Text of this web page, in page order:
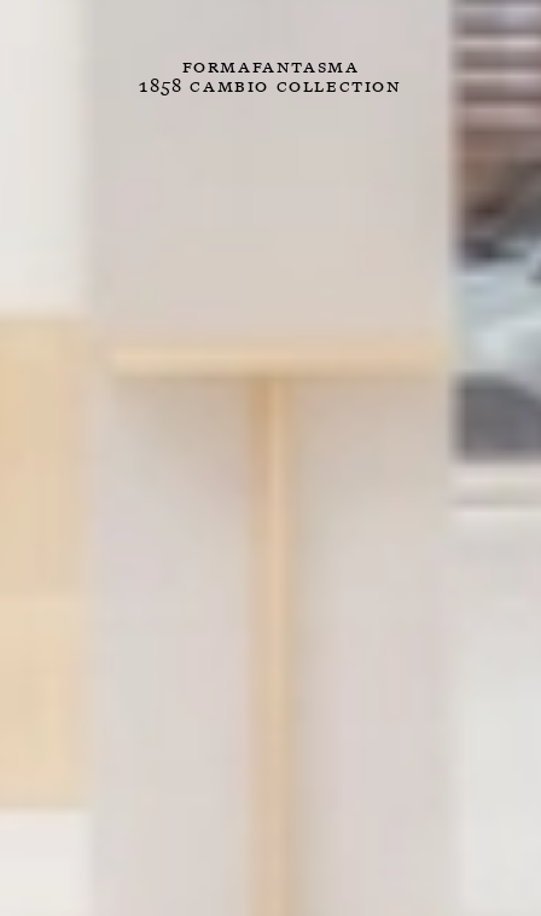
Formafantasma
1858 Cambio Collection